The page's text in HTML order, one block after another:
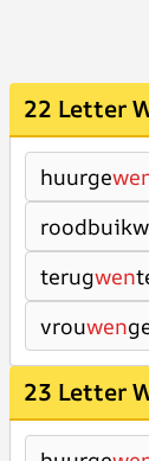
22 Letter
huurge
terugwen
vrouwen
23 Letter